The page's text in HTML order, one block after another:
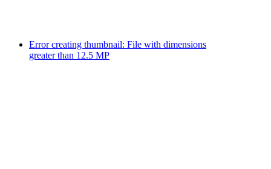
Error creating thumbnail: File with dimensions
greater than 12.5 MP